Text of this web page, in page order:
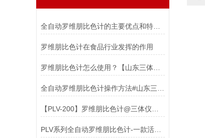
全自动罗维朋比色计的主要优点和特点有哪些？
罗维朋比色计在食品行业发挥的作用
罗维朋比色计怎么使用？【山东三体】#厂家直销无中间商赚差价
PLV系列全自动罗维朋比色计-一款活色生香的检测仪器